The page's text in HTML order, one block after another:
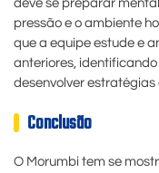
deve se preparar
pressão e o ambiente
que a equipe estude e
anteriores,
desenvolver estratégias
Conclusão
O Morumbi tem se